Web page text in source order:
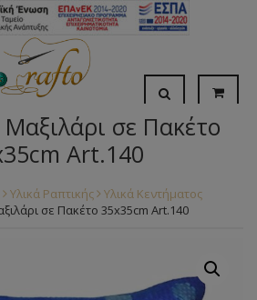
σε Πακέτο
Art.140
Υλικά Ραπτικής
Υλικά Κεντήματος
σε Πακέτο 35x35cm Art.140